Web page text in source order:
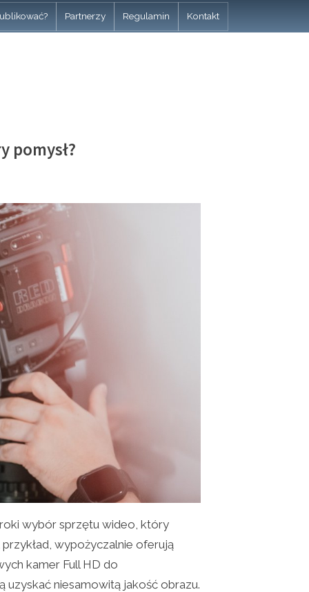
Partnerzy Regulamin Kontakt
pomysł?
wybór sprzętu wideo, który
wypożyczalnie oferują
kamer Full HD do
niesamowitą jakość obrazu.